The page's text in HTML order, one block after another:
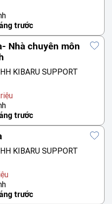
trước
Nhà chuyên môn
KIBARU SUPPORT
trước
KIBARU SUPPORT
trước